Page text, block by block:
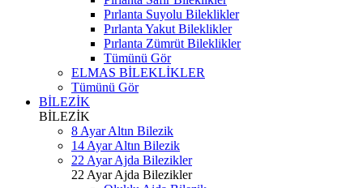
Pırlanta Suyolu Bileklikler
Pırlanta Yakut Bileklikler
Pırlanta Zümrüt Bileklikler
Tümünü Gör
ELMAS BİLEKLİKLER
Tümünü Gör
BİLEZİK
BİLEZİK
8 Ayar Altın Bilezik
14 Ayar Altın Bilezik
22 Ayar Ajda Bilezikler
22 Ayar Ajda Bilezikler